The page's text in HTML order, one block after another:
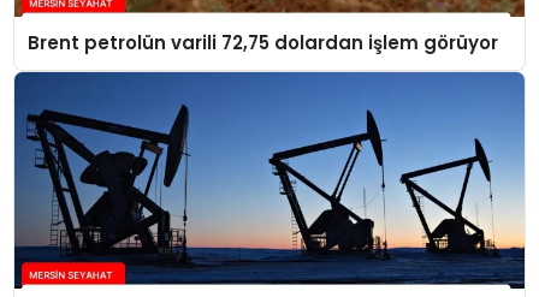
Brent petrolün varili 72,75 dolardan işlem görüyor